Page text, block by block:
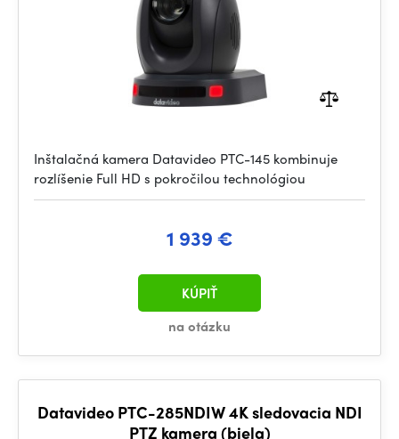
Inštalačná kamera Datavideo PTC-145 kombinuje
rozlíšenie Full HD s pokročilou technológiou
1 939 €
na otázku
KÚPIŤ
Datavideo PTC-285NDIW 4K sledovacia NDI
PTZ kamera (biela)